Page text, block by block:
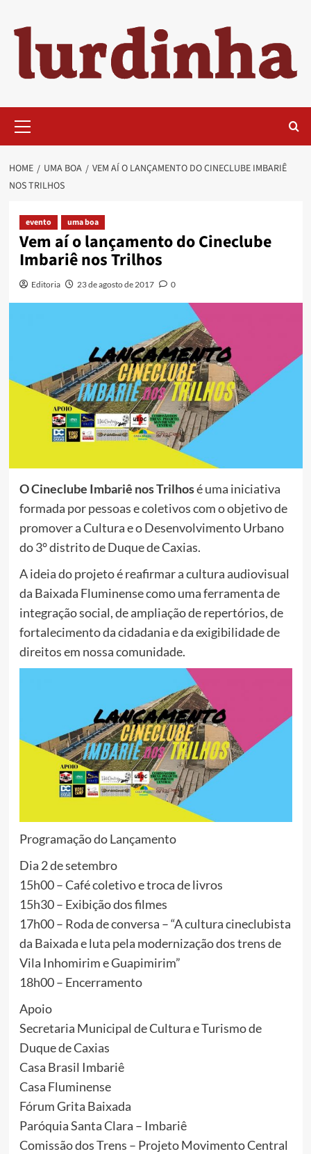
content
Menu
HOME UMA BOA
VEM AÍ O LANÇAMENTO DO CINECLUBE IMBARIÊ
NOS TRILHOS
evento uma boa
Vem aí o lançamento do Cineclube
Imbariê nos Trilhos
Editoria 23 de agosto de 2017 0
O Cineclube Imbariê nos Trilhosé uma iniciativa
formada por pessoas e coletivos com o objetivo de
promover a Cultura e o Desenvolvimento Urbano
do 3° distrito de Duque de Caxias.
A ideia do projeto é reafirmar a cultura audiovisual
da Baixada Fluminense como uma ferramenta de
integração social, de ampliação de repertórios, de
fortalecimento da cidadania e da exigibilidade de
direitos em nossa comunidade.
Programação do Lançamento
Dia 2 de setembro
15h00 – Café coletivo e troca de livros
15h30 – Exibição dos filmes
17h00 – Roda de conversa – “A cultura cineclubista
da Baixada e luta pela modernização dos trens de
Vila Inhomirim e Guapimirim”
18h00 – Encerramento
Apoio
Secretaria Municipal de Cultura e Turismo de
Duque de Caxias
Casa Brasil Imbariê
Casa Fluminense
Fórum Grita Baixada
Paróquia Santa Clara – Imbariê
Comissão dos Trens – Projeto Movimento Central